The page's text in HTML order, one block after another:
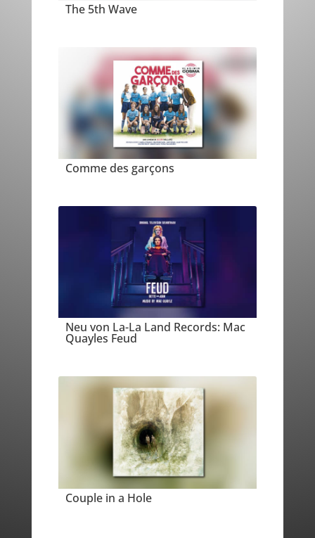
The 5th Wave
Comme des garçons
Neu von La-La Land Records: Mac
Quayles Feud
Couple in a Hole